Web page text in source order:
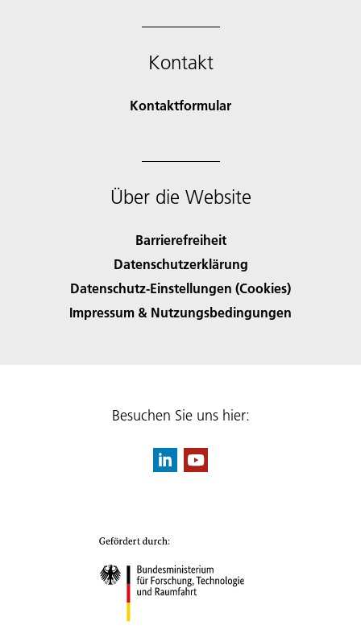
Kontakt
Kontaktformular
Über die Website
Barrierefreiheit
Datenschutzerklärung
Datenschutz-Einstellungen (Cookies)
Impressum & Nutzungsbedingungen
Besuchen Sie uns hier: